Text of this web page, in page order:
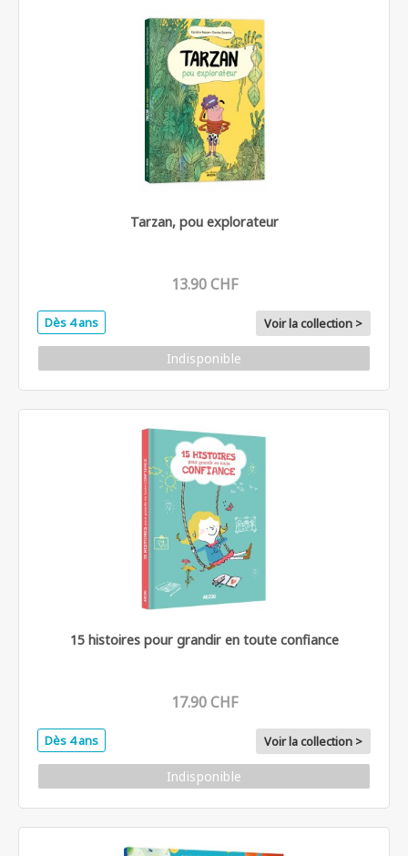
Tarzan, pou explorateur
13.90 CHF
Dès 4 ans Voir la collection >
Indisponible
15 histoires pour grandir en toute confiance
17.90 CHF
Dès 4 ans Voir la collection >
Indisponible